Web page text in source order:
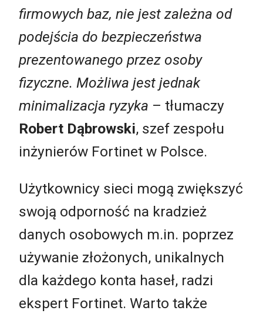
firmowych baz, nie jest zależna od
podejścia do bezpieczeństwa
prezentowanego przez osoby
fizyczne. Możliwa jest jednak
minimalizacja ryzyka – tłumaczy
Robert Dąbrowski, szef zespołu
inżynierów Fortinet w Polsce.
Użytkownicy sieci mogą zwiększyć
swoją odporność na kradzież
danych osobowych m.in. poprzez
używanie złożonych, unikalnych
dla każdego konta haseł, radzi
ekspert Fortinet. Warto także